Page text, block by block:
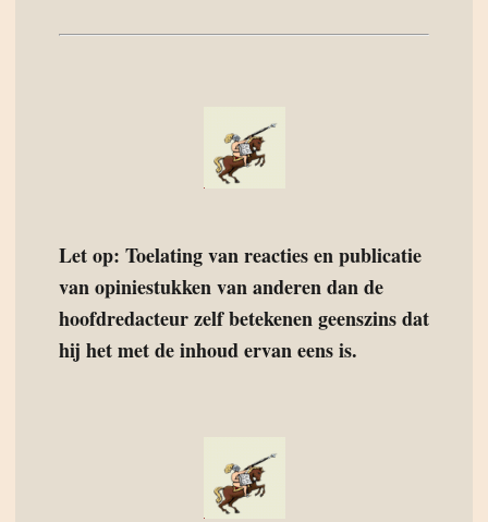
Let op: Toelating van reacties en publicatie
van opiniestukken van anderen dan de
hoofdredacteur zelf betekenen geenszins dat
hij het met de inhoud ervan eens is.